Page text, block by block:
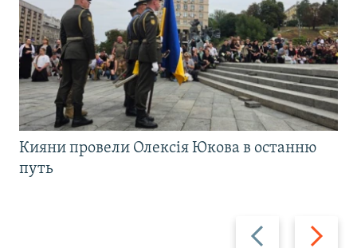
Назад Вперед
Кияни провели Олексія Юкова в останню
путь